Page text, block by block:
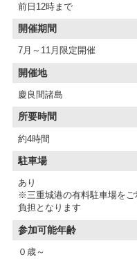
前日12時まで
開催期間
7月～11月限定開催
開催地
慶良間諸島
所要時間
約4時間
駐車場
あり
※三重城港の有料駐車場を
負担となります
参加可能年齢
０歳～